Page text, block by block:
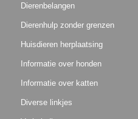
Dierenbelangen
Dierenhulp zonder grenzen
Huisdieren herplaatsing
Informatie over honden
Informatie over katten
Diverse linkjes